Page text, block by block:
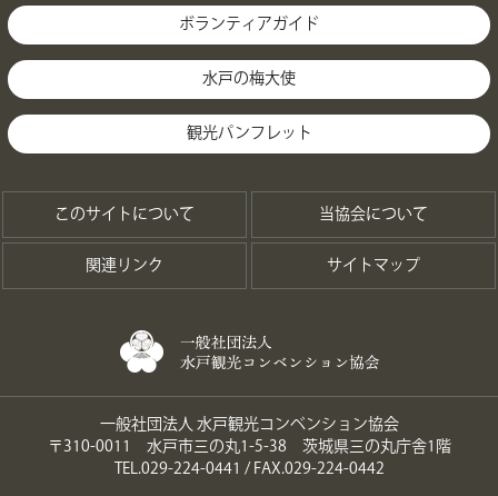
ボランティアガイド
水戸の梅大使
観光パンフレット
このサイトについて 当協会について
関連リンク サイトマップ
一般社団法人 水戸観光コンベンション協会
〒310-0011 水戸市三の丸1-5-38 茨城県三の丸庁舎1階
TEL.029-224-0441 / FAX.029-224-0442